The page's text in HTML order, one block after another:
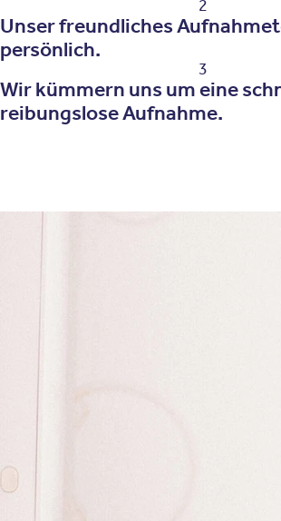
2
Unser freundliches
persönlich.
3
Wir kümmern uns um eine
reibungslose Aufnahme.
auf Wunsch einen unserer
auf Ihr Behandlungsbild